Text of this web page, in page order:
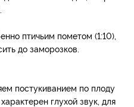
птичьим пометом (1:10),
до заморозков.
постукиванием по плоду
глухой звук, для